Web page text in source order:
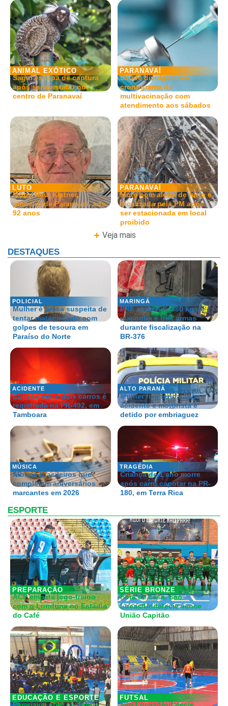
ANIMAL EXÓTICO
Sagui escapa de captura
após ser avistado no
centro de Paranavaí
PARANAVAÍ
Saúde divulga novo
cronograma de
multivacinação com
atendimento aos sábados
LUTO
Morre Raul Kistner,
pioneiro de Paranavaí, aos
92 anos
PARANAVAÍ
Moto com alerta de furto é
localizada pela PM após
ser estacionada em local
proibido
Veja mais
DESTAQUES
POLICIAL
Mulher é presa suspeita de
tentar matar marido com
golpes de tesoura em
Paraíso do Norte
MARINGÁ
PRF apreende 380 kg de
maconha e três armas
durante fiscalização na
BR-376
ACIDENTE
Colisão entre dois carros é
registrada na PR-492, em
Tamboara
ALTO PARANÁ
Mulher fica ferida após
acidente e motorista é
detido por embriaguez
MÚSICA
Álbuns brasileiros que
completam aniversários
marcantes em 2026
TRAGÉDIA
Criança de 1 ano morre
após carro capotar na PR-
180, em Terra Rica
ESPORTE
PREPARAÇÃO
ACP empata jogo-treino
com o Londrina no Estádio
do Café
SÉRIE BRONZE
Fora de casa, São
Lucas/Unifatecie vence
União Capitão
EDUCAÇÃO E ESPORTE
Paranavaí abre os Jogos
FUTSAL
São Lucas/Unifatecie